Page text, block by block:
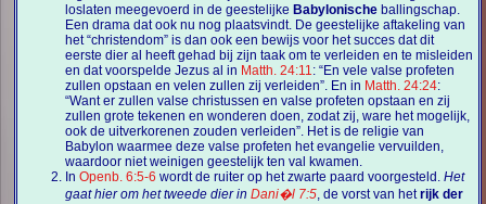
loslaten meegevoerd in de geestelijke Babylonische ballingschap.
Een drama dat ook nu nog plaatsvindt. De geestelijke aftakeling van
het “christendom” is dan ook een bewijs voor het succes dat dit
eerste dier al heeft gehad bij zijn taak om te verleiden en te misleiden
en dat voorspelde Jezus al in Matth. 24:11: “En vele valse profeten
zullen opstaan en velen zullen zij verleiden”. En in Matth. 24:24:
“Want er zullen valse christussen en valse profeten opstaan en zij
zullen grote tekenen en wonderen doen, zodat zij, ware het mogelijk,
ook de uitverkorenen zouden verleiden”. Het is de religie van
Babylon waarmee deze valse profeten het evangelie vervuilden,
waardoor niet weinigen geestelijk ten val kwamen.
InOpenb. 6:5-6 wordt de ruiter op het zwarte paard voorgesteld.Het
gaat hier om het tweede dier inDani�l 7:5, de vorst van hetrijk der